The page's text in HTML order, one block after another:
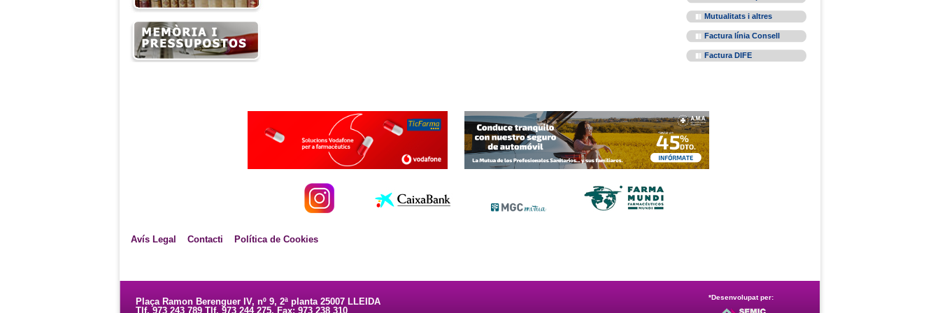
Mutualitats i altres
Factura línia Consell
Factura DIFE
Avís Legal Contacti Política de Cookies
Plaça Ramon Berenguer IV, nº 9, 2ª planta 25007 LLEIDA
Tlf. 973 243 789 Tlf. 973 244 275. Fax: 973 238 310
*Desenvolupat per: